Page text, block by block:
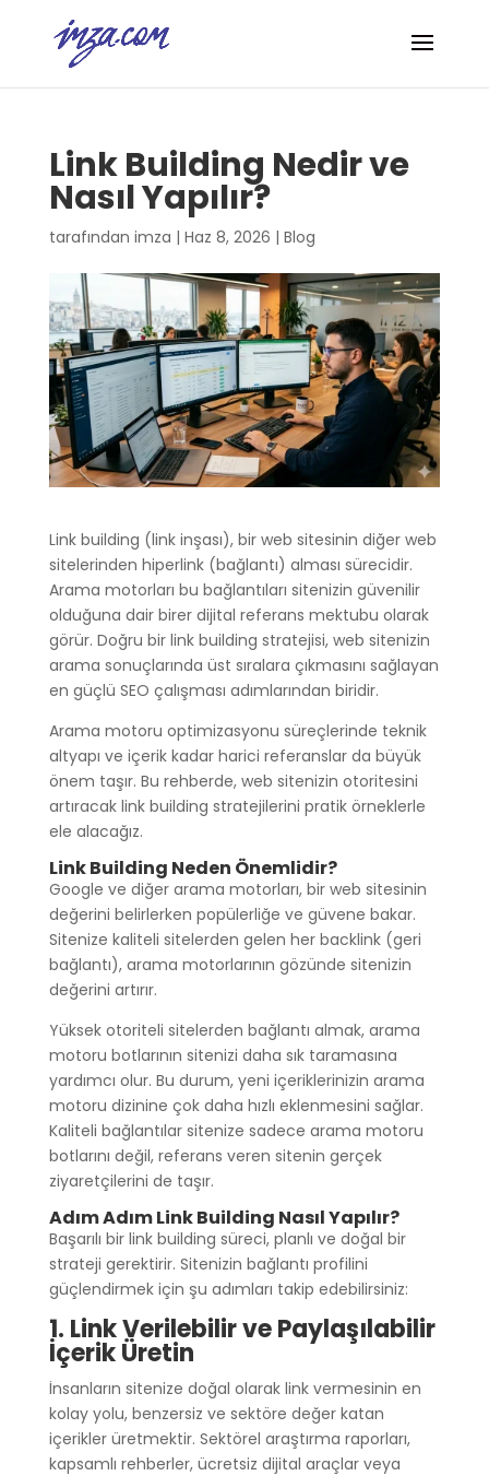
Link Building Nedir ve
Nasıl Yapılır?
tarafından imza | Haz 8, 2026 | Blog
Link building (link inşası), bir web sitesinin diğer web
sitelerinden hiperlink (bağlantı) alması sürecidir.
Arama motorları bu bağlantıları sitenizin güvenilir
olduğuna dair birer dijital referans mektubu olarak
görür. Doğru bir link building stratejisi, web sitenizin
arama sonuçlarında üst sıralara çıkmasını sağlayan
en güçlü SEO çalışması adımlarından biridir.
Arama motoru optimizasyonu süreçlerinde teknik
altyapı ve içerik kadar harici referanslar da büyük
önem taşır. Bu rehberde, web sitenizin otoritesini
artıracak link building stratejilerini pratik örneklerle
ele alacağız.
Link Building Neden Önemlidir?
Google ve diğer arama motorları, bir web sitesinin
değerini belirlerken popülerliğe ve güvene bakar.
Sitenize kaliteli sitelerden gelen her backlink (geri
bağlantı), arama motorlarının gözünde sitenizin
değerini artırır.
Yüksek otoriteli sitelerden bağlantı almak, arama
motoru botlarının sitenizi daha sık taramasına
yardımcı olur. Bu durum, yeni içeriklerinizin arama
motoru dizinine çok daha hızlı eklenmesini sağlar.
Kaliteli bağlantılar sitenize sadece arama motoru
botlarını değil, referans veren sitenin gerçek
ziyaretçilerini de taşır.
Adım Adım Link Building Nasıl Yapılır?
Başarılı bir link building süreci, planlı ve doğal bir
strateji gerektirir. Sitenizin bağlantı profilini
güçlendirmek için şu adımları takip edebilirsiniz:
1. Link Verilebilir ve Paylaşılabilir
İçerik Üretin
İnsanların sitenize doğal olarak link vermesinin en
kolay yolu, benzersiz ve sektöre değer katan
içerikler üretmektir. Sektörel araştırma raporları,
kapsamlı rehberler, ücretsiz dijital araçlar veya